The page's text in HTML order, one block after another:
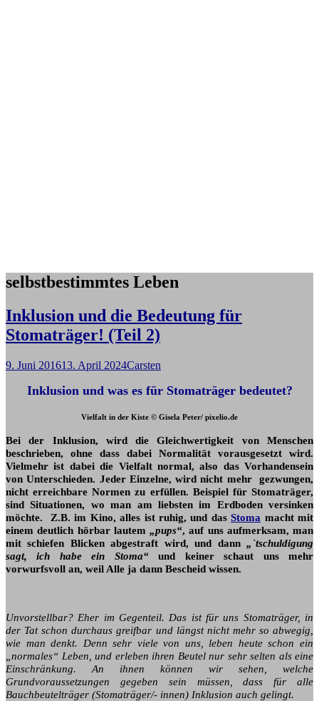
selbstbestimmtes Leben
Inklusion und die Bedeutung für
Stomaträger! (Teil 2)
9. Juni 201613. April 2024Carsten
Inklusion und was es für Stomaträger bedeutet?
Vielfalt in der Kiste © Gisela Peter/ pixelio.de
Bei der Inklusion, wird die Gleichwertigkeit von Menschen
beschrieben, ohne dass dabei Normalität vorausgesetzt wird.
Vielmehr ist dabei die Vielfalt normal, also das Vorhandensein
von Unterschieden. Jeder Einzelne, wird nicht mehr gezwungen,
nicht erreichbare Normen zu erfüllen. Beispiel für Stomaträger,
sind Situationen, wo man am liebsten im Erdboden versinken
möchte. Z.B. im Kino, alles ist ruhig, und dasStoma macht mit
einem deutlich hörbar lautem „pups“, auf uns aufmerksam, man
mit schiefen Blicken abgestraft wird, und dann „`tschuldigung
sagt, ich habe ein Stoma“und keiner schaut uns mehr
vorwurfsvoll an, weil Alle ja dann Bescheid wissen.
Unvorstellbar? Eher im Gegenteil. Das ist für uns Stomaträger, in
der Tat schon durchaus greifbar und längst nicht mehr so abwegig,
wie man denkt. Denn sehr viele von uns, leben heute schon ein
„normales“ Leben, und erleben ihren Beutel nur sehr selten als eine
Einschränkung. An ihnen können wir sehen, welche
Grundvoraussetzungen gegeben sein müssen, dass für alle
Bauchbeutelträger (Stomaträger/- innen) Inklusion auch gelingt.